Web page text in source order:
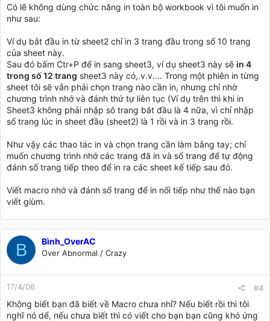
Có lẽ không dùng chức năng in toàn bộ workbook vì tôi muốn in
như sau:
Ví dụ bắt đầu in từ sheet2 chỉ in 3 trang đầu trong số 10 trang
của sheet này.
Sau đó bấm Ctr+P để in sang sheet3, ví dụ sheet3 này sẽ in 4
trong số 12 trang sheet3 này có,.v.v.... Trong một phiên in từng
sheet tôi sẽ vẫn phải chọn trang nào cần in, nhưng chỉ nhờ
chương trình nhớ và đánh thứ tự liên tục (Ví dụ trên thì khi in
Sheet3 không phải nhập sô trang bắt đầu là 4 nữa, vì chỉ nhập
số trang lúc in sheet đầu (sheet2) là 1 rồi và in 3 trang rồi.
Như vậy các thao tác in và chọn trang cần làm bằng tay; chỉ
muốn chương trình nhớ các trang đã in và số trang để tự động
đánh số trang tiếp theo để in ra các sheet kế tiếp sau đó.
Viết macro nhớ và đánh số trang để in nối tiếp như thế nào bạn
viết giùm.
B Bình_OverAC
Over Abnormal / Crazy
17/4/06 #4
Không biết bạn đã biết về Macro chưa nhỉ? Nếu biết rồi thì tôi
nghĩ nó dể, nếu chưa biết thì có viết cho bạn bạn cũng khó ứng